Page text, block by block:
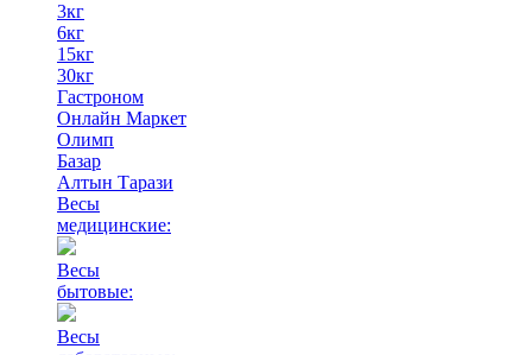
3кг
6кг
15кг
30кг
Гастроном
Онлайн Маркет
Олимп
Базар
Алтын Тарази
Весы
медицинские:
Весы
бытовые:
Весы